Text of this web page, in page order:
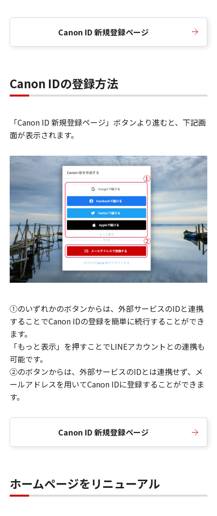
Canon ID 新規登録ページ
Canon IDの登録方法
「Canon ID 新規登録ページ」ボタンより進むと、下記画
面が表示されます。
①のいずれかのボタンからは、外部サービスのIDと連携
することでCanon IDの登録を簡単に続行することができ
ます。
「もっと表示」を押すことでLINEアカウントとの連携も
可能です。
②のボタンからは、外部サービスのIDとは連携せず、メ
ールアドレスを用いてCanon IDに登録することができま
す。
Canon ID 新規登録ページ
ホームページをリニューアル